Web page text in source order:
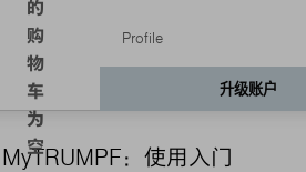
：使用入门